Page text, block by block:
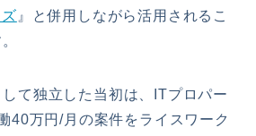
』と併用しながら活用されるこ
て独立した当初は、ITプロパー
40万円/月の案件をライスワーク